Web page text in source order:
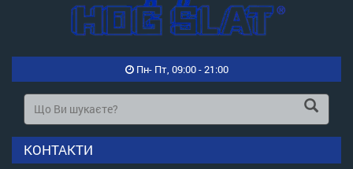
Пн- Пт, 09:00 - 21:00
КОНТАКТИ